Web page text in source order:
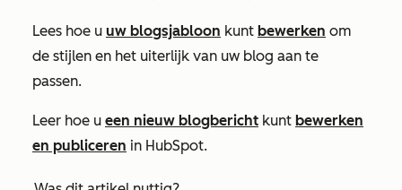
Lees hoe u uw blogsjabloon kunt bewerken om
de stijlen en het uiterlijk van uw blog aan te
passen.
Leer hoe u een nieuw blogbericht kunt bewerken
en publiceren in HubSpot.